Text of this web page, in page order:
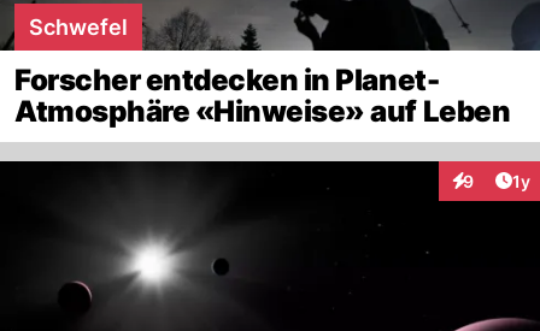
Schwefel
Forscher entdecken in Planet-
Atmosphäre «Hinweise» auf Leben
9 1y